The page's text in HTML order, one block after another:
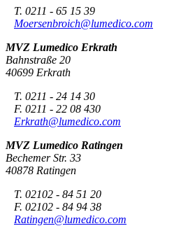
T. 0211 - 65 15 39
Moersenbroich@lumedico.com
MVZ Lumedico Erkrath
Bahnstraße 20
40699 Erkrath
T. 0211 - 24 14 30
F. 0211 - 22 08 430
Erkrath@lumedico.com
MVZ Lumedico Ratingen
Bechemer Str. 33
40878 Ratingen
T. 02102 - 84 51 20
F. 02102 - 84 94 38
Ratingen@lumedico.com